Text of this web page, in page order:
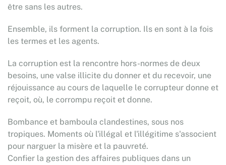
être sans les autres.
Ensemble, ils forment la corruption. Ils en sont à la fois
les termes et les agents.
La corruption est la rencontre hors-normes de deux
besoins, une valse illicite du donner et du recevoir, une
réjouissance au cours de laquelle le corrupteur donne et
reçoit, où, le corrompu reçoit et donne.
Bombance et bamboula clandestines, sous nos
tropiques. Moments où l'illégal et l'illégitime s'associent
pour narguer la misère et la pauvreté.
Confier la gestion des affaires publiques dans un